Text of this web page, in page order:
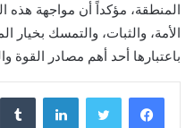
المنطقة، مؤكداً أن مواجهة هذه
الأمة، والثبات، والتمسك بخيار
باعتبارها أحد أهم مصادر القوة
لينكدإن